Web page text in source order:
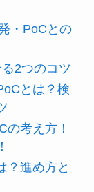
・PoCとの
2つのコツ
とは？検
の考え方！
？進め方と